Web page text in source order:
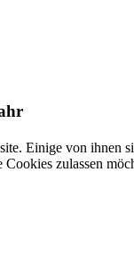
Einige von ihnen
Cookies zulassen